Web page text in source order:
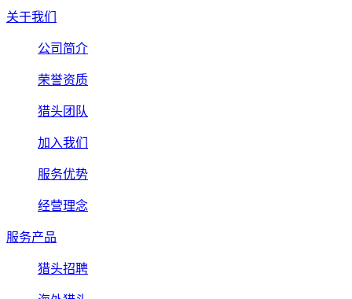
关于我们
公司简介
荣誉资质
猎头团队
加入我们
服务优势
经营理念
服务产品
猎头招聘